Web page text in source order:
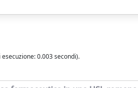
0.003 secondi).